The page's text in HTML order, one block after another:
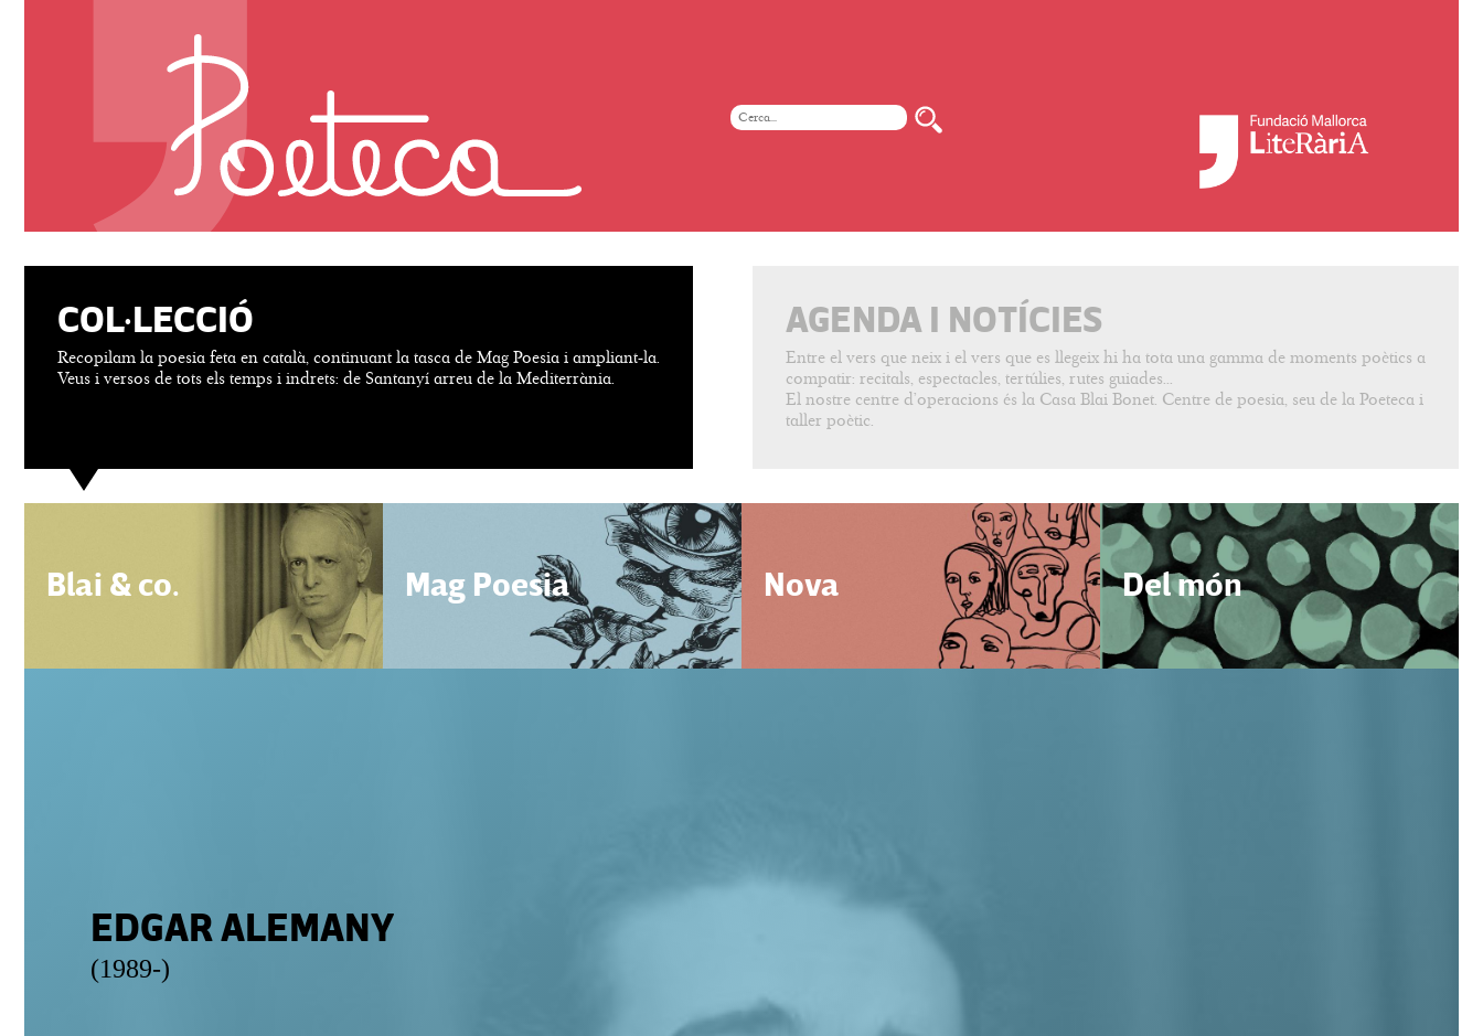
COL·LECCIÓ
Recopilam la poesia feta en català, continuant la tasca de Mag Poesia i ampliant-la.
Veus i versos de tots els temps i indrets: de Santanyí arreu de la Mediterrània.
AGENDA I NOTÍCIES
Entre el vers que neix i el vers que es llegeix hi ha tota una gamma de moments poètics a
compatir: recitals, espectacles, tertúlies, rutes guiades...
El nostre centre d’operacions és la Casa Blai Bonet. Centre de poesia, seu de la Poeteca i
taller poètic.
Blai & co. Mag Poesia Nova Del món
EDGAR ALEMANY
(1989-)